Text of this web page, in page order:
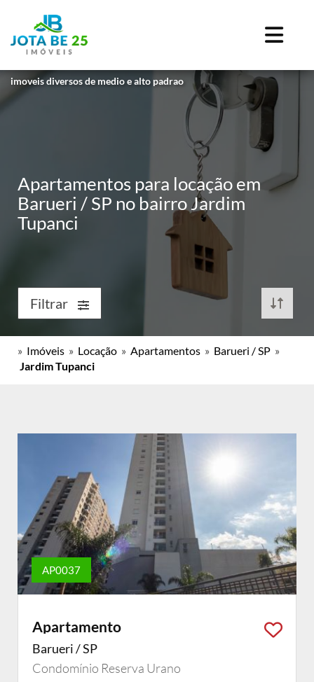
imoveis diversos de medio e alto padrao
Apartamentos para locação em
Barueri / SP no bairro Jardim
Tupanci
Filtrar
» Imóveis » Locação » Apartamentos » Barueri / SP »
Jardim Tupanci
AP0037
Apartamento
Barueri / SP
Condomínio Reserva Urano